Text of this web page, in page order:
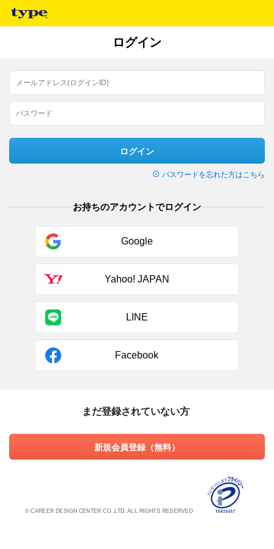
ログイン
ログイン
パスワードを忘れた方はこちら
お持ちのアカウントでログイン
Google
Yahoo! JAPAN
LINE
Facebook
まだ登録されていない方
新規会員登録（無料）
© CAREER DESIGN CENTER CO.,LTD. ALL RIGHTS RESERVED